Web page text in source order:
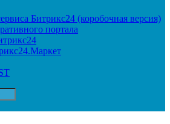
Битрикс24 (коробочная версия)
портала